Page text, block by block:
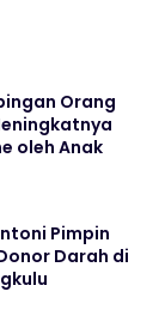
Orang
oleh Anak
Pimpin
Darah di